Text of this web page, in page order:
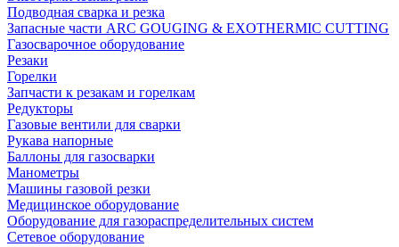
Подводная сварка и резка
Запасные части ARC GOUGING & EXOTHERMIC CUTTING
Газосварочное оборудование
Резаки
Горелки
Запчасти к резакам и горелкам
Редукторы
Газовые вентили для сварки
Рукава напорные
Баллоны для газосварки
Манометры
Машины газовой резки
Медицинское оборудование
Оборудование для газораспределительных систем
Сетевое оборудование